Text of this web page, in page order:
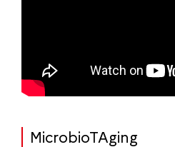
MicrobioTAging